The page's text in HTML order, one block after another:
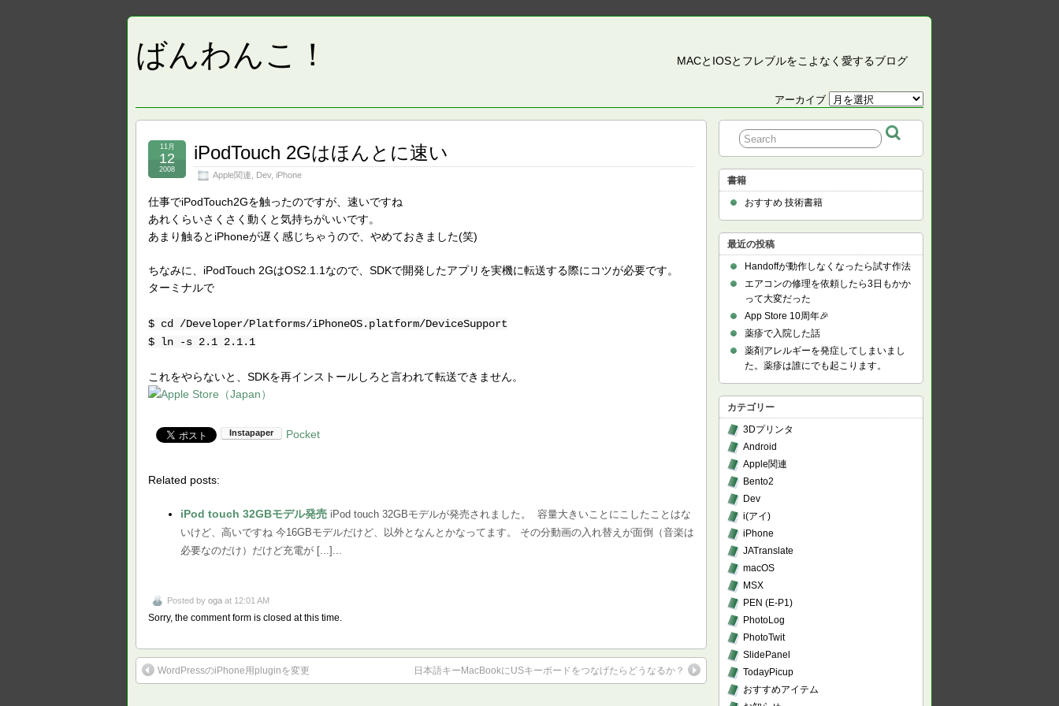
ばんわんこ！ MACとIOSとフレブルをこよなく愛するブログ
アーカイブ
カ
ブ
iPodTouch 2Gはほんとに速い
Apple関連 Dev, iPhone
11月
12
2008
仕事でiPodTouch2Gを触ったのですが、速いですね
あれくらいさくさく動くと気持ちがいいです。
あまり触るとiPhoneが遅く感じちゃうので、やめておきました(笑)
ちなみに、iPodTouch 2GはOS2.1.1なので、SDKで開発したアプリを実機に転送する際にコツが必要です。
ターミナルで
$ cd /Developer/Platforms/iPhoneOS.platform/DeviceSupport
$ ln -s 2.1 2.1.1
これをやらないと、SDKを再インストールしろと言われて転送できません。
Pocket
Related posts:
iPod touch 32GBモデル発売 iPod touch 32GBモデルが発売されました。 容量大きいことにこしたことはな
いけど、高いですね 今16GBモデルだけど、以外となんとかなってます。 その分動画の入れ替えが面倒（音楽は
必要なのだけ）だけど充電が [...]...
Posted by oga at 12:01 AM
Sorry, the comment form is closed at this time.
WordPressのiPhone用pluginを変更 日本語キーMacBookにUSキーボードをつなげたらどうなるか？
書籍
おすすめ 技術書籍
最近の投稿
Handoffが動作しなくなったら試す作法
エアコンの修理を依頼したら3日もかか
って大変だった
App Store 10周年🎉
薬疹で入院した話
薬剤アレルギーを発症してしまいまし
た。薬疹は誰にでも起こります。
カテゴリー
3Dプリンタ
Android
Apple関連
Bento2
Dev
i(アイ)
iPhone
JATranslate
macOS
MSX
PEN (E-P1)
PhotoLog
PhotoTwit
SlidePanel
TodayPicup
おすすめアイテム